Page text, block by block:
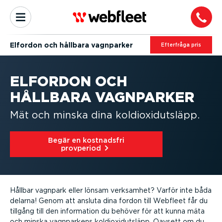
Elfordon och hållbara vagnparker Efterfråga pris
ELFORDON OCH
HÅLLBARA VAGNPARKER
Mät och minska dina koldi­ox­id­ut­släpp.
Begär en kostnadsfri
provperiod⁠
Hållbar vagnpark eller lönsam verksamhet? Varför inte båda
delarna! Genom att ansluta dina fordon till Webfleet får du
tillgång till den information du behöver för att kunna mäta